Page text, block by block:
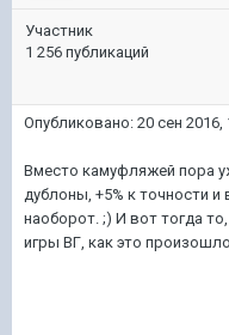
Участник
1 256 публикаций
Опубликовано: 20 сен 2016,
Вместо камуфляжей пора
дублоны, +5% к точности
наоборот. ;) И вот тогда
игры ВГ, как это